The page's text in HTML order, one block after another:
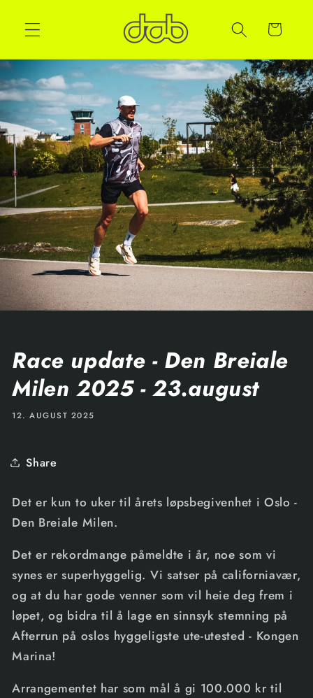
Handlekurv
Race update - Den Breiale
Milen 2025 - 23.august
12. AUGUST 2025
Share
Det er kun to uker til årets løpsbegivenhet i Oslo -
Den Breiale Milen.
Det er rekordmange påmeldte i år, noe som vi
synes er superhyggelig. Vi satser på californiavær,
og at du har gode venner som vil heie deg frem i
løpet, og bidra til å lage en sinnsyk stemning på
Afterrun på oslos hyggeligste ute-utested - Kongen
Marina!
Arrangementet har som mål å gi 100.000 kr til